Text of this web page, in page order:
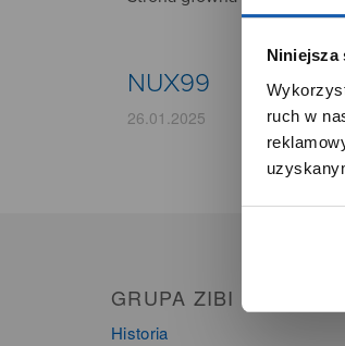
Niniejsza
ruch w
NUX99
26.01.2025
GRUPA ZIBI
Historia